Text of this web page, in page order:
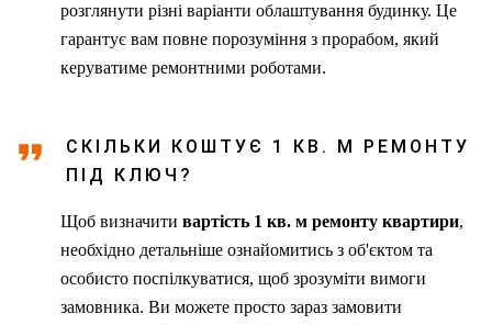
розглянути різні варіанти облаштування будинку. Це
гарантує вам повне порозуміння з прорабом, який
керуватиме ремонтними роботами.
СКІЛЬКИ КОШТУЄ 1 КВ. М РЕМОНТУ
ПІД КЛЮЧ?
Щоб визначити вартість 1 кв. м ремонту квартири,
необхідно детальніше ознайомитись з об'єктом та
особисто поспілкуватися, щоб зрозуміти вимоги
замовника. Ви можете просто зараз замовити